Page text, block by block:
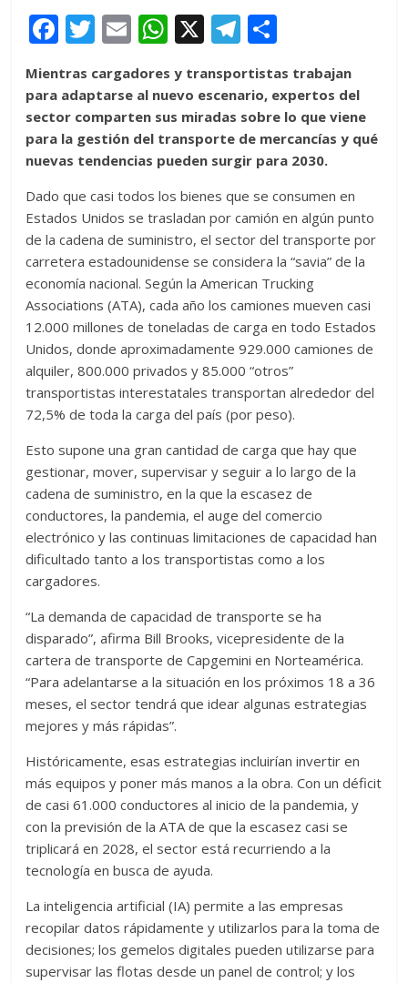
F
e
b
o
o
k
T
itt
er
E
m
ai
l
W
at
s
A
p
p
X T
el
e
gr
a
m
m
p
ar
ti
r
Mientras cargadores y transportistas trabajan
para adaptarse al nuevo escenario, expertos del
sector comparten sus miradas sobre lo que viene
para la gestión del transporte de mercancías y qué
nuevas tendencias pueden surgir para 2030.
Dado que casi todos los bienes que se consumen en
Estados Unidos se trasladan por camión en algún punto
de la cadena de suministro, el sector del transporte por
carretera estadounidense se considera la “savia” de la
economía nacional. Según la American Trucking
Associations (ATA), cada año los camiones mueven casi
12.000 millones de toneladas de carga en todo Estados
Unidos, donde aproximadamente 929.000 camiones de
alquiler, 800.000 privados y 85.000 “otros”
transportistas interestatales transportan alrededor del
72,5% de toda la carga del país (por peso).
Esto supone una gran cantidad de carga que hay que
gestionar, mover, supervisar y seguir a lo largo de la
cadena de suministro, en la que la escasez de
conductores, la pandemia, el auge del comercio
electrónico y las continuas limitaciones de capacidad han
dificultado tanto a los transportistas como a los
cargadores.
“La demanda de capacidad de transporte se ha
disparado”, afirma Bill Brooks, vicepresidente de la
cartera de transporte de Capgemini en Norteamérica.
“Para adelantarse a la situación en los próximos 18 a 36
meses, el sector tendrá que idear algunas estrategias
mejores y más rápidas”.
Históricamente, esas estrategias incluirían invertir en
más equipos y poner más manos a la obra. Con un déficit
de casi 61.000 conductores al inicio de la pandemia, y
con la previsión de la ATA de que la escasez casi se
triplicará en 2028, el sector está recurriendo a la
tecnología en busca de ayuda.
La inteligencia artificial (IA) permite a las empresas
recopilar datos rápidamente y utilizarlos para la toma de
decisiones; los gemelos digitales pueden utilizarse para
supervisar las flotas desde un panel de control; y los